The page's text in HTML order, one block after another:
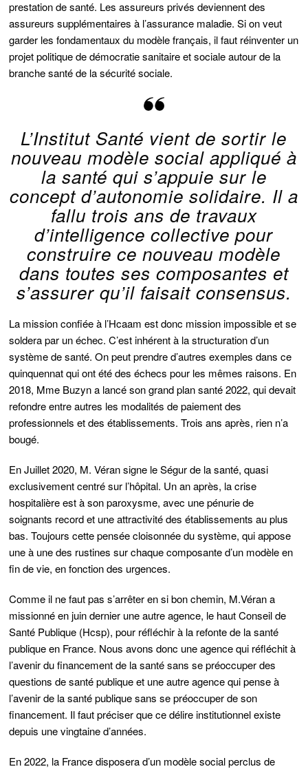
prestation de santé. Les assureurs privés deviennent des
assureurs supplémentaires à l’assurance maladie. Si on veut
garder les fondamentaux du modèle français, il faut réinventer un
projet politique de démocratie sanitaire et sociale autour de la
branche santé de la sécurité sociale.
L’Institut Santé vient de sortir le
nouveau modèle social appliqué à
la santé qui s’appuie sur le
concept d’autonomie solidaire. Il a
fallu trois ans de travaux
d’intelligence collective pour
construire ce nouveau modèle
dans toutes ses composantes et
s’assurer qu’il faisait consensus.
La mission confiée à l’Hcaam est donc mission impossible et se
soldera par un échec. C’est inhérent à la structuration d’un
système de santé. On peut prendre d’autres exemples dans ce
quinquennat qui ont été des échecs pour les mêmes raisons. En
2018, Mme Buzyn a lancé son grand plan santé 2022, qui devait
refondre entre autres les modalités de paiement des
professionnels et des établissements. Trois ans après, rien n’a
bougé.
En Juillet 2020, M. Véran signe le Ségur de la santé, quasi
exclusivement centré sur l’hôpital. Un an après, la crise
hospitalière est à son paroxysme, avec une pénurie de
soignants record et une attractivité des établissements au plus
bas. Toujours cette pensée cloisonnée du système, qui appose
une à une des rustines sur chaque composante d’un modèle en
fin de vie, en fonction des urgences.
Comme il ne faut pas s’arrêter en si bon chemin, M.Véran a
missionné en juin dernier une autre agence, le haut Conseil de
Santé Publique (Hcsp), pour réfléchir à la refonte de la santé
publique en France. Nous avons donc une agence qui réfléchit à
l’avenir du financement de la santé sans se préoccuper des
questions de santé publique et une autre agence qui pense à
l’avenir de la santé publique sans se préoccuper de son
financement. Il faut préciser que ce délire institutionnel existe
depuis une vingtaine d’années.
En 2022, la France disposera d’un modèle social perclus de